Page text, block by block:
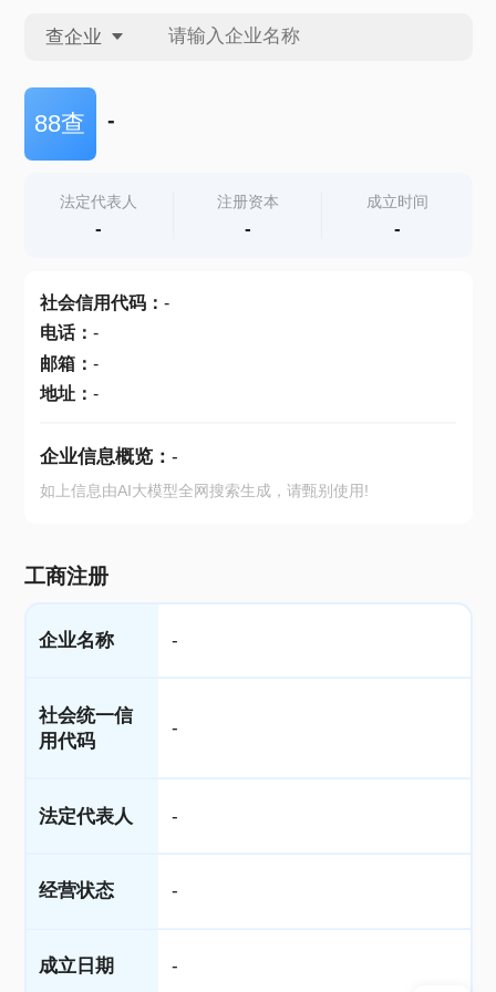
查企业
查企业
查产地
88查 -
法定代表人
-
注册资本
-
成立时间
-
社会信用代码： -
电话： -
邮箱： -
地址： -
企业信息概览： -
如上信息由AI大模型全网搜索生成，请甄别使用!
工商注册
企业名称 -
社会统一信
用代码
-
法定代表人 -
经营状态 -
成立日期 -